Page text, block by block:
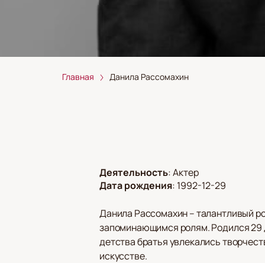
Главная Данила Рассомахин
Деятельность:Актер
Дата рождения: 1992-12-29
Данила Рассомахин – талантливый
запоминающимся ролям. Родился 29
детства братья увлекались
искусстве.